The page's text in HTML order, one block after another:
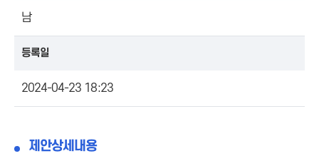
남
등록일
2024-04-23 18:23
제안상세내용